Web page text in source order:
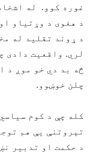
غوره کوو. له
د هغوى د وړتياو
د ړوند تقليد له
لري. واقعيت دادى
څه بد دي خو موږ د
چلن خوښوو.
کله چې د کوم
تېروتنې یې هم
د حکمت او تدبیر